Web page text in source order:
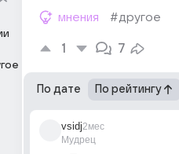
мнения #другое
1 7
По дате По рейтингу
vsidj
Мудрец
2мес